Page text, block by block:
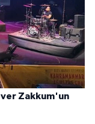
Zakkum'un